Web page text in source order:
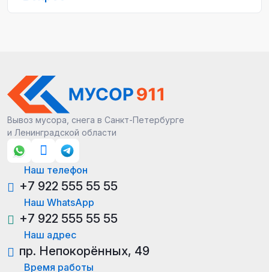
Вывоз мусора, снега в Санкт-Петербурге
и Ленинградской области
Наш телефон
+7 922 555 55 55
Наш WhatsApp
+7 922 555 55 55
Наш адрес
пр. Непокорённых, 49
Время работы